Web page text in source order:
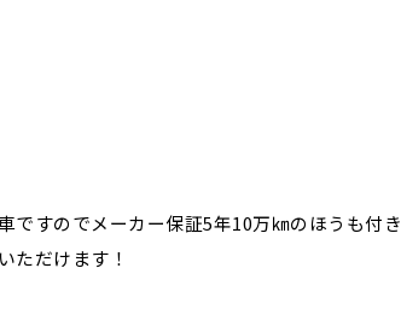
ですのでメーカー保証5年10万㎞のほうも付き
ただけます！